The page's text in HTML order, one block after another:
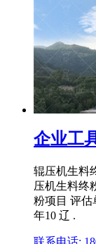
企业工
辊压机生料
压机生料终
粉项目 评估
年10 辽 .
联系电话: